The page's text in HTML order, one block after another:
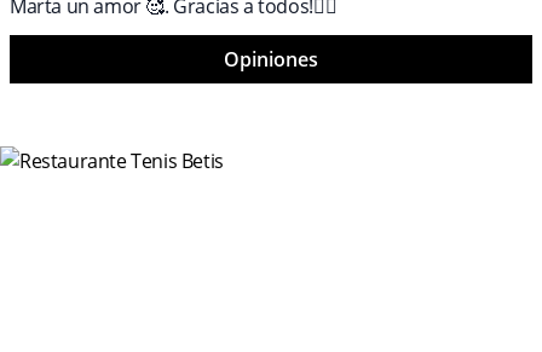
Marta un amor 🥰. Gracias a todos!👌🏼
Opiniones